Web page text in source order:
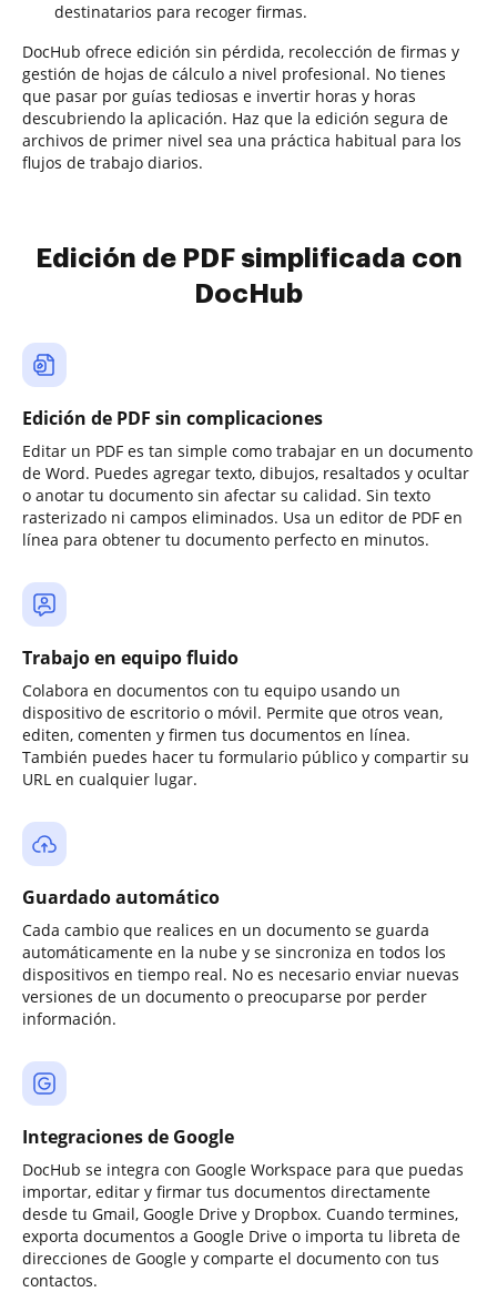
destinatarios para recoger firmas.
DocHub ofrece edición sin pérdida, recolección de firmas y
gestión de hojas de cálculo a nivel profesional. No tienes
que pasar por guías tediosas e invertir horas y horas
descubriendo la aplicación. Haz que la edición segura de
archivos de primer nivel sea una práctica habitual para los
flujos de trabajo diarios.
Edición de PDF simplificada con
DocHub
Edición de PDF sin complicaciones
Editar un PDF es tan simple como trabajar en un documento
de Word. Puedes agregar texto, dibujos, resaltados y ocultar
o anotar tu documento sin afectar su calidad. Sin texto
rasterizado ni campos eliminados. Usa un editor de PDF en
línea para obtener tu documento perfecto en minutos.
Trabajo en equipo fluido
Colabora en documentos con tu equipo usando un
dispositivo de escritorio o móvil. Permite que otros vean,
editen, comenten y firmen tus documentos en línea.
También puedes hacer tu formulario público y compartir su
URL en cualquier lugar.
Guardado automático
Cada cambio que realices en un documento se guarda
automáticamente en la nube y se sincroniza en todos los
dispositivos en tiempo real. No es necesario enviar nuevas
versiones de un documento o preocuparse por perder
información.
Integraciones de Google
DocHub se integra con Google Workspace para que puedas
importar, editar y firmar tus documentos directamente
desde tu Gmail, Google Drive y Dropbox. Cuando termines,
exporta documentos a Google Drive o importa tu libreta de
direcciones de Google y comparte el documento con tus
contactos.